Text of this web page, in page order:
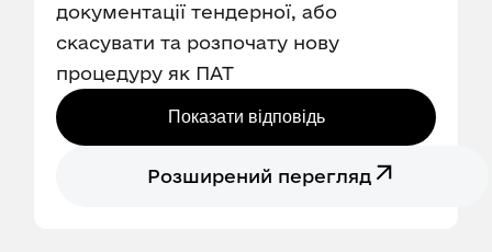
документації тендерної, або
скасувати та розпочату нову
процедуру як ПАТ
Показати відповідь
Розширений перегляд